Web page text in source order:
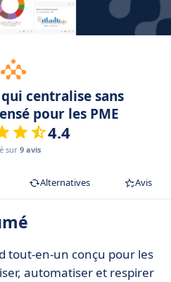
qui centralise sans
pour les PME
4.4
sur 9 avis
Alternatives Avis
tout-en-un conçu pour les
automatiser et respirer